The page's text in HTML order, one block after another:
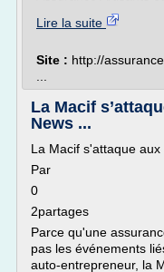
Lire la suite
Site : http://
La Macif
News ...
La Macif s'attaque
Par
0
2partages
Parce qu'une
pas les événements
auto-entrepreneur, la